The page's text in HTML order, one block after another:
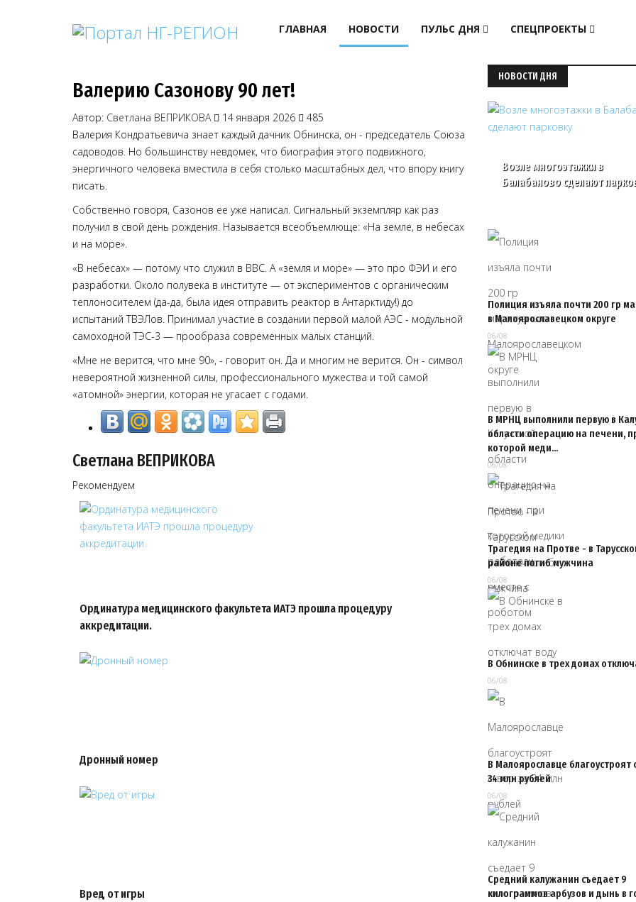
ГЛАВНАЯ НОВОСТИ ПУЛЬС ДНЯ СПЕЦПРОЕКТЫ
Валерию Сазонову 90 лет!
Автор: Светлана ВЕПРИКОВА 14 января 2026
485
Валерия Кондратьевича знает каждый дачник Обнинска, он - председатель Союза
садоводов. Но большинству невдомек, что биография этого подвижного,
энергичного человека вместила в себя столько масштабных дел, что впору книгу
писать.
Собственно говоря, Сазонов ее уже написал. Сигнальный экземпляр как раз
получил в свой день рождения. Называется всеобъемлюще: «На земле, в небесах
и на море».
«В небесах» — потому что служил в ВВС. А «земля и море» — это про ФЭИ и его
разработки. Около полувека в институте — от экспериментов с органическим
теплоносителем (да-да, была идея отправить реактор в Антарктиду!) до
испытаний ТВЭЛов. Принимал участие в создании первой малой АЭС - модульной
самоходной ТЭС-3 — прообраза современных малых станций.
«Мне не верится, что мне 90», - говорит он. Да и многим не верится. Он - символ
невероятной жизненной силы, профессионального мужества и той самой
«атомной» энергии, которая не угасает с годами.
Светлана ВЕПРИКОВА
Рекомендуем
Ординатура медицинского факультета ИАТЭ прошла процедуру
аккредитации.
Дронный номер
Вред от игры
НОВОСТИ ДНЯ
Возле многоэтажки в
Балабаново сделают
Полиция изъяла почти 200 гр
в Малоярославецком округе
06/08
В МРНЦ выполнили первую в
области операцию на печени,
которой меди…
06/08
Трагедия на Протве - в
районе погиб мужчина
06/08
В Обнинске в трех домах
06/08
В Малоярославце благоустроят
34 млн рублей
06/08
Средний калужанин съедает 9
килограммов арбузов и дынь в